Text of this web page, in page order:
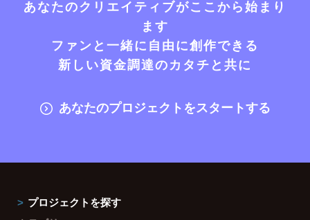
あなたのクリエイティブがここから始まり
ます
ファンと一緒に自由に創作できる
新しい資金調達のカタチと共に
あなたのプロジェクトをスタートする
プロジェクトを探す